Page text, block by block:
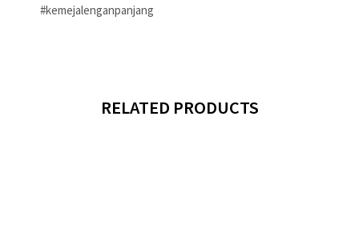
#kemejalenganpanjang
RELATED PRODUCTS